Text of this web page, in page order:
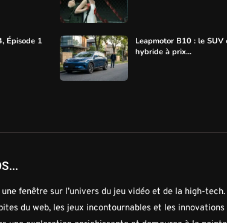
Épisode 1
Leapmotor B10 : le
hybride à prix...
fenêtre sur l’univers du jeu vidéo et de la high-
du web, les jeux incontournables et les